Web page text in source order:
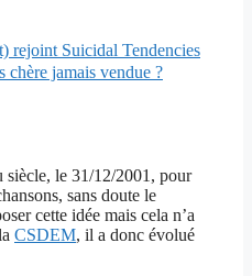
rejoint Suicidal Tendencies
chère jamais vendue ?
siècle, le 31/12/2001, pour
sans doute le
cette idée mais cela n’a
CSDEM, il a donc évolué